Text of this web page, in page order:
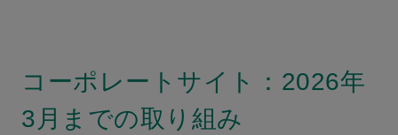
コーポレートサイト：2026年
3月までの取り組み